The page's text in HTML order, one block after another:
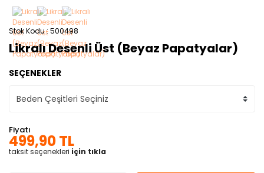
Stok Kodu 500498
Likralı Desenli Üst (Beyaz Papatyalar)
SEÇENEKLER
Fiyatı
499,90 TL
taksit seçenekleri için tıkla